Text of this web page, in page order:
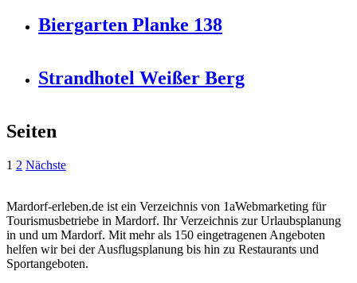
Biergarten Planke 138
Strandhotel Weißer Berg
Seiten
1 2 Nächste
Mardorf-erleben.de ist ein Verzeichnis von 1aWebmarketing für
Tourismusbetriebe in Mardorf. Ihr Verzeichnis zur Urlaubsplanung
in und um Mardorf. Mit mehr als 150 eingetragenen Angeboten
helfen wir bei der Ausflugsplanung bis hin zu Restaurants und
Sportangeboten.